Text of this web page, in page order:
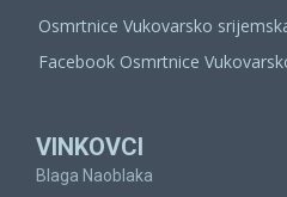
Osmrtnice Vukovarsko
Facebook Osmrtnice
VINKOVCI
Blaga Naoblaka